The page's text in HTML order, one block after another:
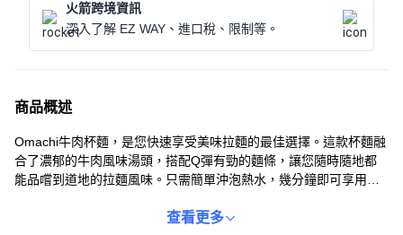
火箭跨境資訊
深入了解 EZ WAY、進口稅、限制等。
商品概述
Omachi牛肉杯麵，是您快速享受美味拉麵的最佳選擇。這款杯麵融
合了濃郁的牛肉風味湯頭，搭配Q彈有勁的麵條，讓您隨時隨地都
能品嚐到道地的拉麵風味。只需簡單沖泡熱水，幾分鐘即可享用，
Omachi牛肉杯麵都能滿足您的味蕾。精選的配料更增添了豐富的口
查看更多